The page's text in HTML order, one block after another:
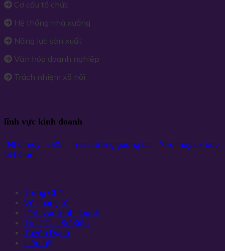
Cơ cấu tổ chức
Hệ thống nhà xưởng
Năng lực sản xuất
Văn hóa doanh nghiệp
Trách nhiệm xã hội
lĩnh vực kinh doanh
Nhà máy in BC Tranh tráng gương bc
Nhà máy sx bao
bì hà an
Trang Chủ
Về chúng tôi
Lĩnh vực kinh doanh
Tin Tức – Sự Kiện
Tuyển Dụng
Liên hệ